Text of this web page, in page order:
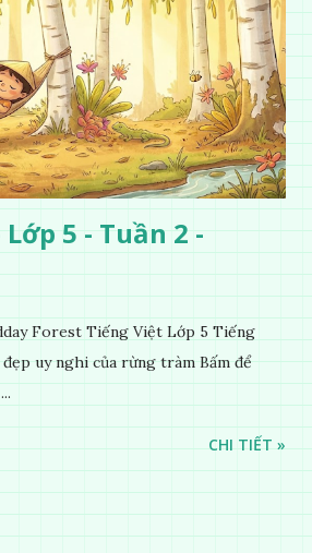
5 - Tuần 2 -
Forest Tiếng Việt Lớp 5 Tiếng
uy nghi của rừng tràm Bấm để
CHI TIẾT »